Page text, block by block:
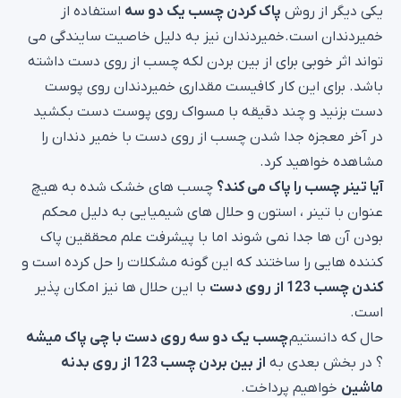
یکی دیگر از روش پاک کردن چسب یک دو سه استفاده از
خمیردندان است.خمیردندان نیز به دلیل خاصیت سایندگی می
تواند اثر خوبی برای از بین بردن لکه چسب از روی دست داشته
باشد. برای این کار کافیست مقداری خمیردندان روی پوست
دست بزنید و چند دقیقه با مسواک روی پوست دست بکشید
در آخر معجزه جدا شدن چسب از روی دست با خمیر دندان را
مشاهده خواهید کرد.
آیا تینر چسب را پاک می کند؟ چسب های خشک شده به هیچ
عنوان با تینر ، استون و حلال های شیمیایی به دلیل محکم
بودن آن ها جدا نمی شوند اما با پیشرفت علم محققین پاک
کننده هایی را ساختند که این گونه مشکلات را حل کرده است و
کندن چسب 123 از روی دست
با این حلال ها نیز امکان پذیر
است.
حال که دانستیمچسب یک دو سه روی دست با چی پاک میشه
؟ در بخش بعدی به
از بین بردن چسب 123 از روی بدنه
ماشین خواهیم پرداخت.